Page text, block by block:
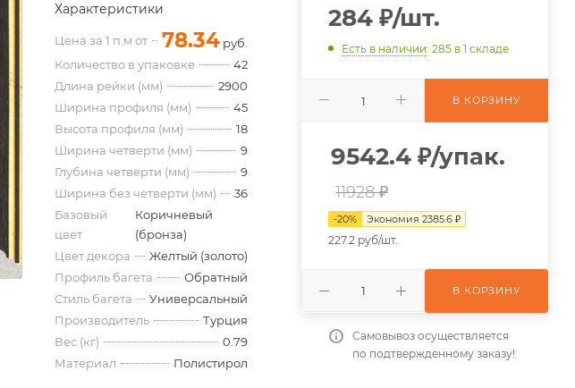
Характеристики
Цена за 1 п.м от 78.34 руб.
Количество в упаковке
42
Длина рейки (мм)
2900
Ширина профиля (мм)
45
Высота профиля (мм)
18
Ширина четверти (мм)
9
Глубина четверти (мм)
9
Ширина без четверти (мм)
36
Базовый
цвет
Коричневый
(бронза)
Цвет декора
Желтый (золото)
Профиль багета
Обратный
Стиль багета
Универсальный
Производитель
Турция
Вес (кг)
0.79
Материал
Полистирол
284 ₽/шт.
Есть в наличии: 285 в 1 складе
В КОРЗИНУ
9542.4 ₽/упак.
11928 ₽
-20% Экономия2385.6 ₽
227.2 руб/шт.
В КОРЗИНУ
Самовывоз осуществляется
по подтвержденному заказу!